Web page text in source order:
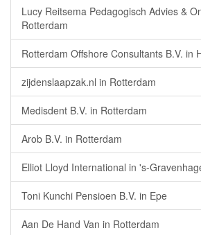
Lucy Reitsema Pedagogisch Advies &
Rotterdam
Rotterdam Offshore Consultants B.V. in
zijdenslaapzak.nl in Rotterdam
Medisdent B.V. in Rotterdam
Arob B.V. in Rotterdam
Elliot Lloyd International in 's-
Toni Kunchi Pensioen B.V. in Epe
Aan De Hand Van in Rotterdam